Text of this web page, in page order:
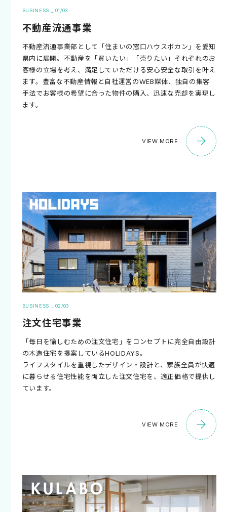
BUSINESS _ 01/03
不動産流通事業
不動産流通事業部として「住まいの窓口ハウスボカン」を愛知
県内に展開。不動産を「買いたい」「売りたい」それぞれのお
客様の立場を考え、満足していただける安心安全な取引を叶え
ます。豊富な不動産情報と自社運営のWEB媒体、独自の集客
手法でお客様の希望に合った物件の購入、迅速な売却を実現し
ます。
VIEW MORE
BUSINESS _ 02/03
注文住宅事業
「毎日を愉しむための注文住宅」をコンセプトに完全自由設計
の木造住宅を提案しているHOLIDAYS。
ライフスタイルを重視したデザイン・設計と、家族全員が快適
に暮らせる住宅性能を両立した注文住宅を、適正価格で提供し
ています。
VIEW MORE